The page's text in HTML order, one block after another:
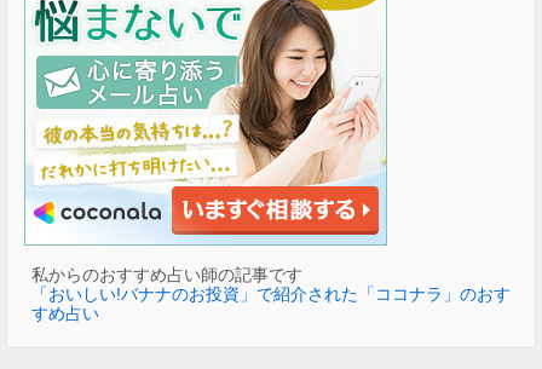
私からのおすすめ占い師の記事です
「おいしい!バナナのお投資」で紹介された「ココナラ」のおす
すめ占い